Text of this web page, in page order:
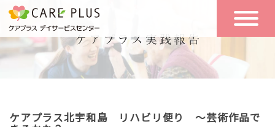
こんな方に
おすすめ
一日の流れ
一日体験
空き状況
ケアプラス北宇和島 リハビリ便り ～芸術作品で